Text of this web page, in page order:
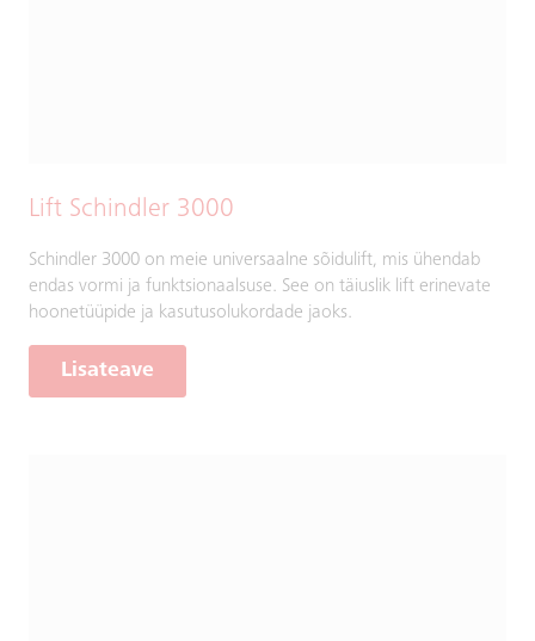
Lift Schindler 3000
Schindler 3000 on meie universaalne sõidulift, mis ühendab
endas vormi ja funktsionaalsuse. See on täiuslik lift erinevate
hoonetüüpide ja kasutusolukordade jaoks.
Lisateave